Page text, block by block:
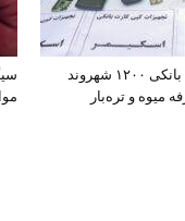
افشای اطلاعات بانکی ۱۲۰۰ شهروند
میوه و تره‌بار